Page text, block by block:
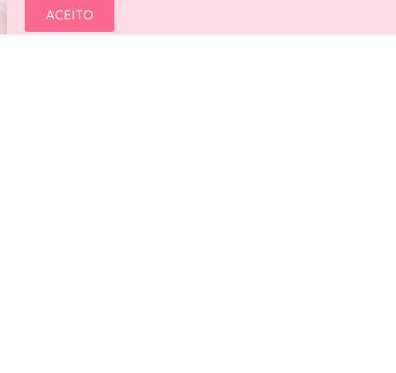
ACEITO